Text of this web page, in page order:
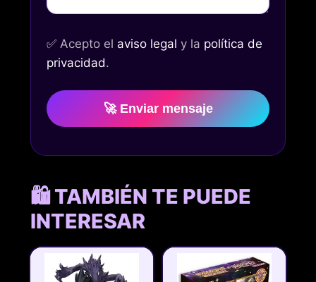
✅ Acepto el aviso legal y la política de
privacidad.
🚀 Enviar mensaje
🛍️ TAMBIÉN TE PUEDE
INTERESAR